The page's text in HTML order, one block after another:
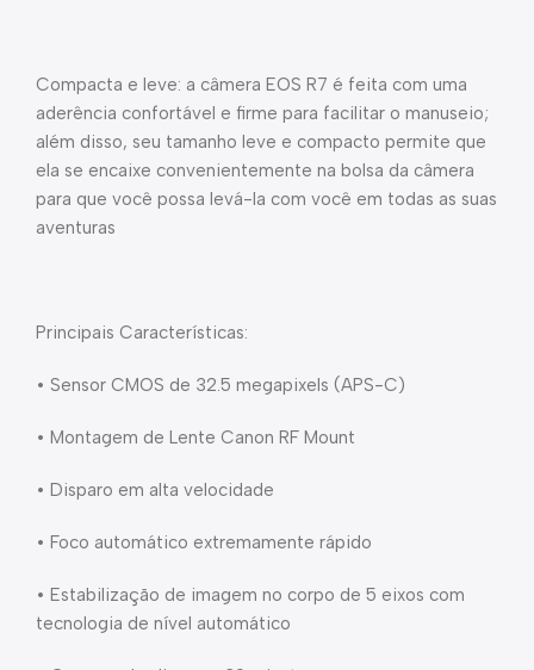
Compacta e leve: a câmera EOS R7 é feita com uma
aderência confortável e firme para facilitar o manuseio;
além disso, seu tamanho leve e compacto permite que
ela se encaixe convenientemente na bolsa da câmera
para que você possa levá-la com você em todas as suas
aventuras
Principais Características:
• Sensor CMOS de 32.5 megapixels (APS-C)
• Montagem de Lente Canon RF Mount
• Disparo em alta velocidade
• Foco automático extremamente rápido
• Estabilização de imagem no corpo de 5 eixos com
tecnologia de nível automático